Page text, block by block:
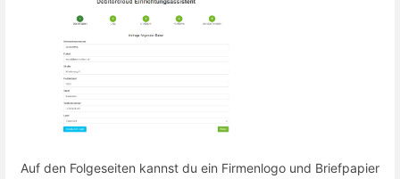
Auf den Folgeseiten kannst du ein Firmenlogo und Briefpapier